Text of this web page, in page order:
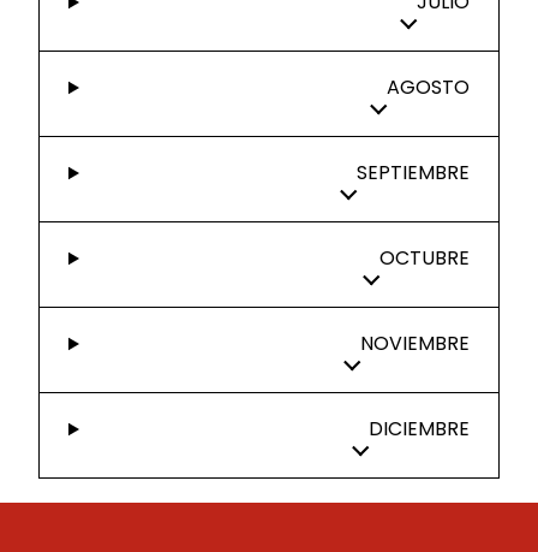
AGOSTO
SEPTIEMBRE
OCTUBRE
NOVIEMBRE
DICIEMBRE